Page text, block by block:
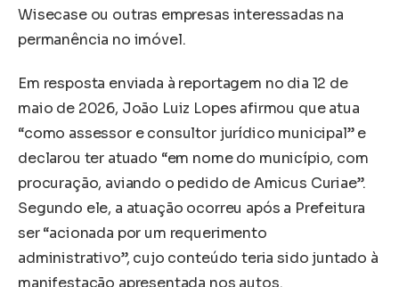
Wisecase ou outras empresas interessadas na
permanência no imóvel.
Em resposta enviada à reportagem no dia 12 de
maio de 2026, João Luiz Lopes afirmou que atua
“como assessor e consultor jurídico municipal” e
declarou ter atuado “em nome do município, com
procuração, aviando o pedido de Amicus Curiae”.
Segundo ele, a atuação ocorreu após a Prefeitura
ser “acionada por um requerimento
administrativo”, cujo conteúdo teria sido juntado à
manifestação apresentada nos autos.